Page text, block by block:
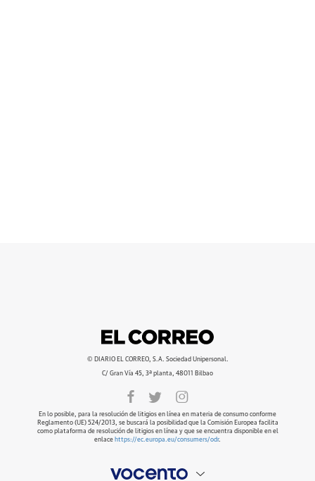
© DIARIO EL CORREO, S.A. Sociedad Unipersonal.
C/ Gran Vía 45, 3ª planta, 48011 Bilbao
En lo posible, para la resolución de litigios en línea en materia de consumo conforme
Reglamento (UE) 524/2013, se buscará la posibilidad que la Comisión Europea facilita
como plataforma de resolución de litigios en línea y que se encuentra disponible en el
enlace https://ec.europa.eu/consumers/odr.